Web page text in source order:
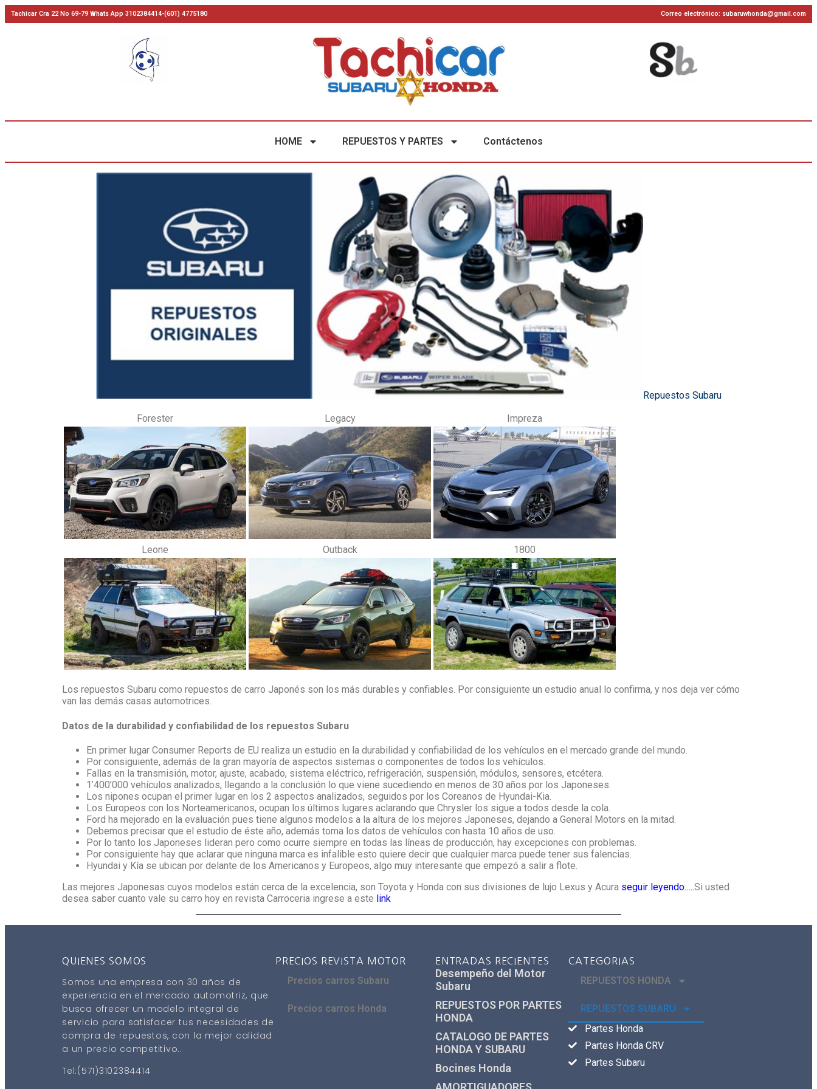
Tachicar Cra 22 No 69-79 Whats App 3102384414-(601) 4775180 Correo electrónico: subaruwhonda@gmail.com
HOME REPUESTOS Y PARTES Contáctenos
Repuestos Subaru
Forester
Legacy Impreza
Leone Outback 1800
Los repuestos Subaru como repuestos de carro Japonés son los más durables y confiables. Por consiguiente un estudio anual lo confirma, y nos deja ver cómo
van las demás casas automotrices.
Datos de la durabilidad y confiabilidad de los repuestos Subaru
En primer lugar Consumer Reports de EU realiza un estudio en la durabilidad y confiabilidad de los vehículos en el mercado grande del mundo.
Por consiguiente, además de la gran mayoría de aspectos sistemas o componentes de todos los vehículos.
Fallas en la transmisión, motor, ajuste, acabado, sistema eléctrico, refrigeración, suspensión, módulos, sensores, etcétera.
1’400’000 vehículos analizados, llegando a la conclusión lo que viene sucediendo en menos de 30 años por los Japoneses.
Los nipones ocupan el primer lugar en los 2 aspectos analizados, seguidos por los Coreanos de Hyundai-Kia.
Los Europeos con los Norteamericanos, ocupan los últimos lugares aclarando que Chrysler los sigue a todos desde la cola.
Ford ha mejorado en la evaluación pues tiene algunos modelos a la altura de los mejores Japoneses, dejando a General Motors en la mitad.
Debemos precisar que el estudio de éste año, además toma los datos de vehículos con hasta 10 años de uso.
Por lo tanto los Japoneses lideran pero como ocurre siempre en todas las líneas de producción, hay excepciones con problemas.
Por consiguiente hay que aclarar que ninguna marca es infalible esto quiere decir que cualquier marca puede tener sus falencias.
Hyundai y Kía se ubican por delante de los Americanos y Europeos, algo muy interesante que empezó a salir a flote.
Las mejores Japonesas cuyos modelos están cerca de la excelencia, son Toyota y Honda con sus divisiones de lujo Lexus y Acura seguir leyendo…..Si usted
desea saber cuanto vale su carro hoy en revista Carroceria ingrese a este link
QUIENES SOMOS
Somos una empresa con 30 años de
experiencia en el mercado automotriz, que
busca ofrecer un modelo integral de
servicio para satisfacer tus necesidades de
compra de repuestos, con la mejor calidad
a un precio competitivo..
Tel:(571)3102384414
PRECIOS REVISTA MOTOR
Precios carros Subaru
Precios carros Honda
ENTRADAS RECIENTES
Desempeño del Motor
Subaru
REPUESTOS POR PARTES
HONDA
CATALOGO DE PARTES
HONDA Y SUBARU
Bocines Honda
CATEGORIAS
REPUESTOS HONDA
REPUESTOS SUBARU
Partes Honda
Partes Honda CRV
Partes Subaru